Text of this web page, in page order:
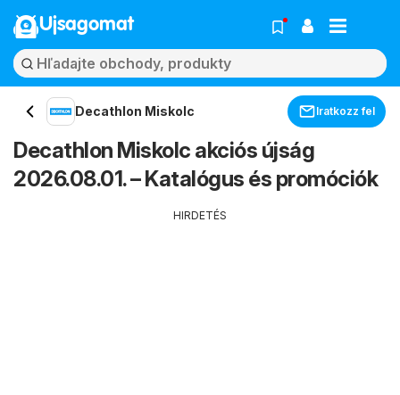
Ujsagomat
Decathlon Miskolc Iratkozz fel
Decathlon Miskolc akciós újság
2026.08.01. – Katalógus és promóciók
HIRDETÉS